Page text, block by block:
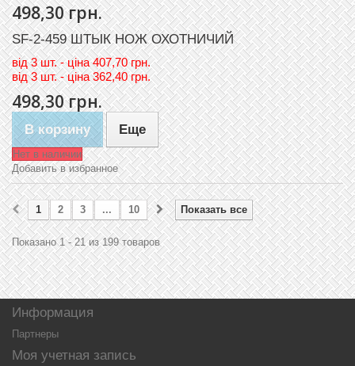
498,30 грн.
SF-2-459 ШТЫК НОЖ ОХОТНИЧИЙ
вiд3 шт. - цiна 407,70 грн.
вiд3 шт. - цiна 362,40 грн.
498,30 грн.
В корзину Еще
Нет в наличии
Добавить в избранное
Показать все
1 2 3 ... 10
Показано 1 - 21 из 199 товаров
Информация
Партнеры
Моя учетная запись